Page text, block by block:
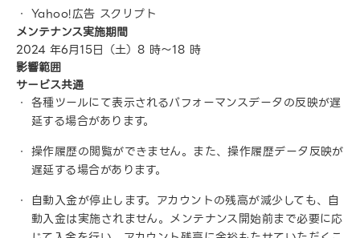
Yahoo!広告 スクリプト
メンテナンス実施期間
2024 年6月15日（土）8 時～18 時
影響範囲
サービス共通
各種ツールにて表示されるパフォーマンスデータの反映が遅
延する場合があります。
操作履歴の閲覧ができません。また、操作履歴データ反映が
遅延する場合があります。
自動入金が停止します。アカウントの残高が減少しても、自
動入金は実施されません。メンテナンス開始前まで必要に応